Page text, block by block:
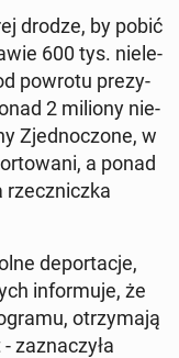
drodze, by pobić
600 tys. nie­le­
powrotu pre­zy­
2 miliony nie­
Zjed­no­czo­ne, w
a ponad
rzecz­nicz­ka
de­por­ta­cje,
in­for­mu­je, że
otrzy­ma­ją
za­zna­czy­ła